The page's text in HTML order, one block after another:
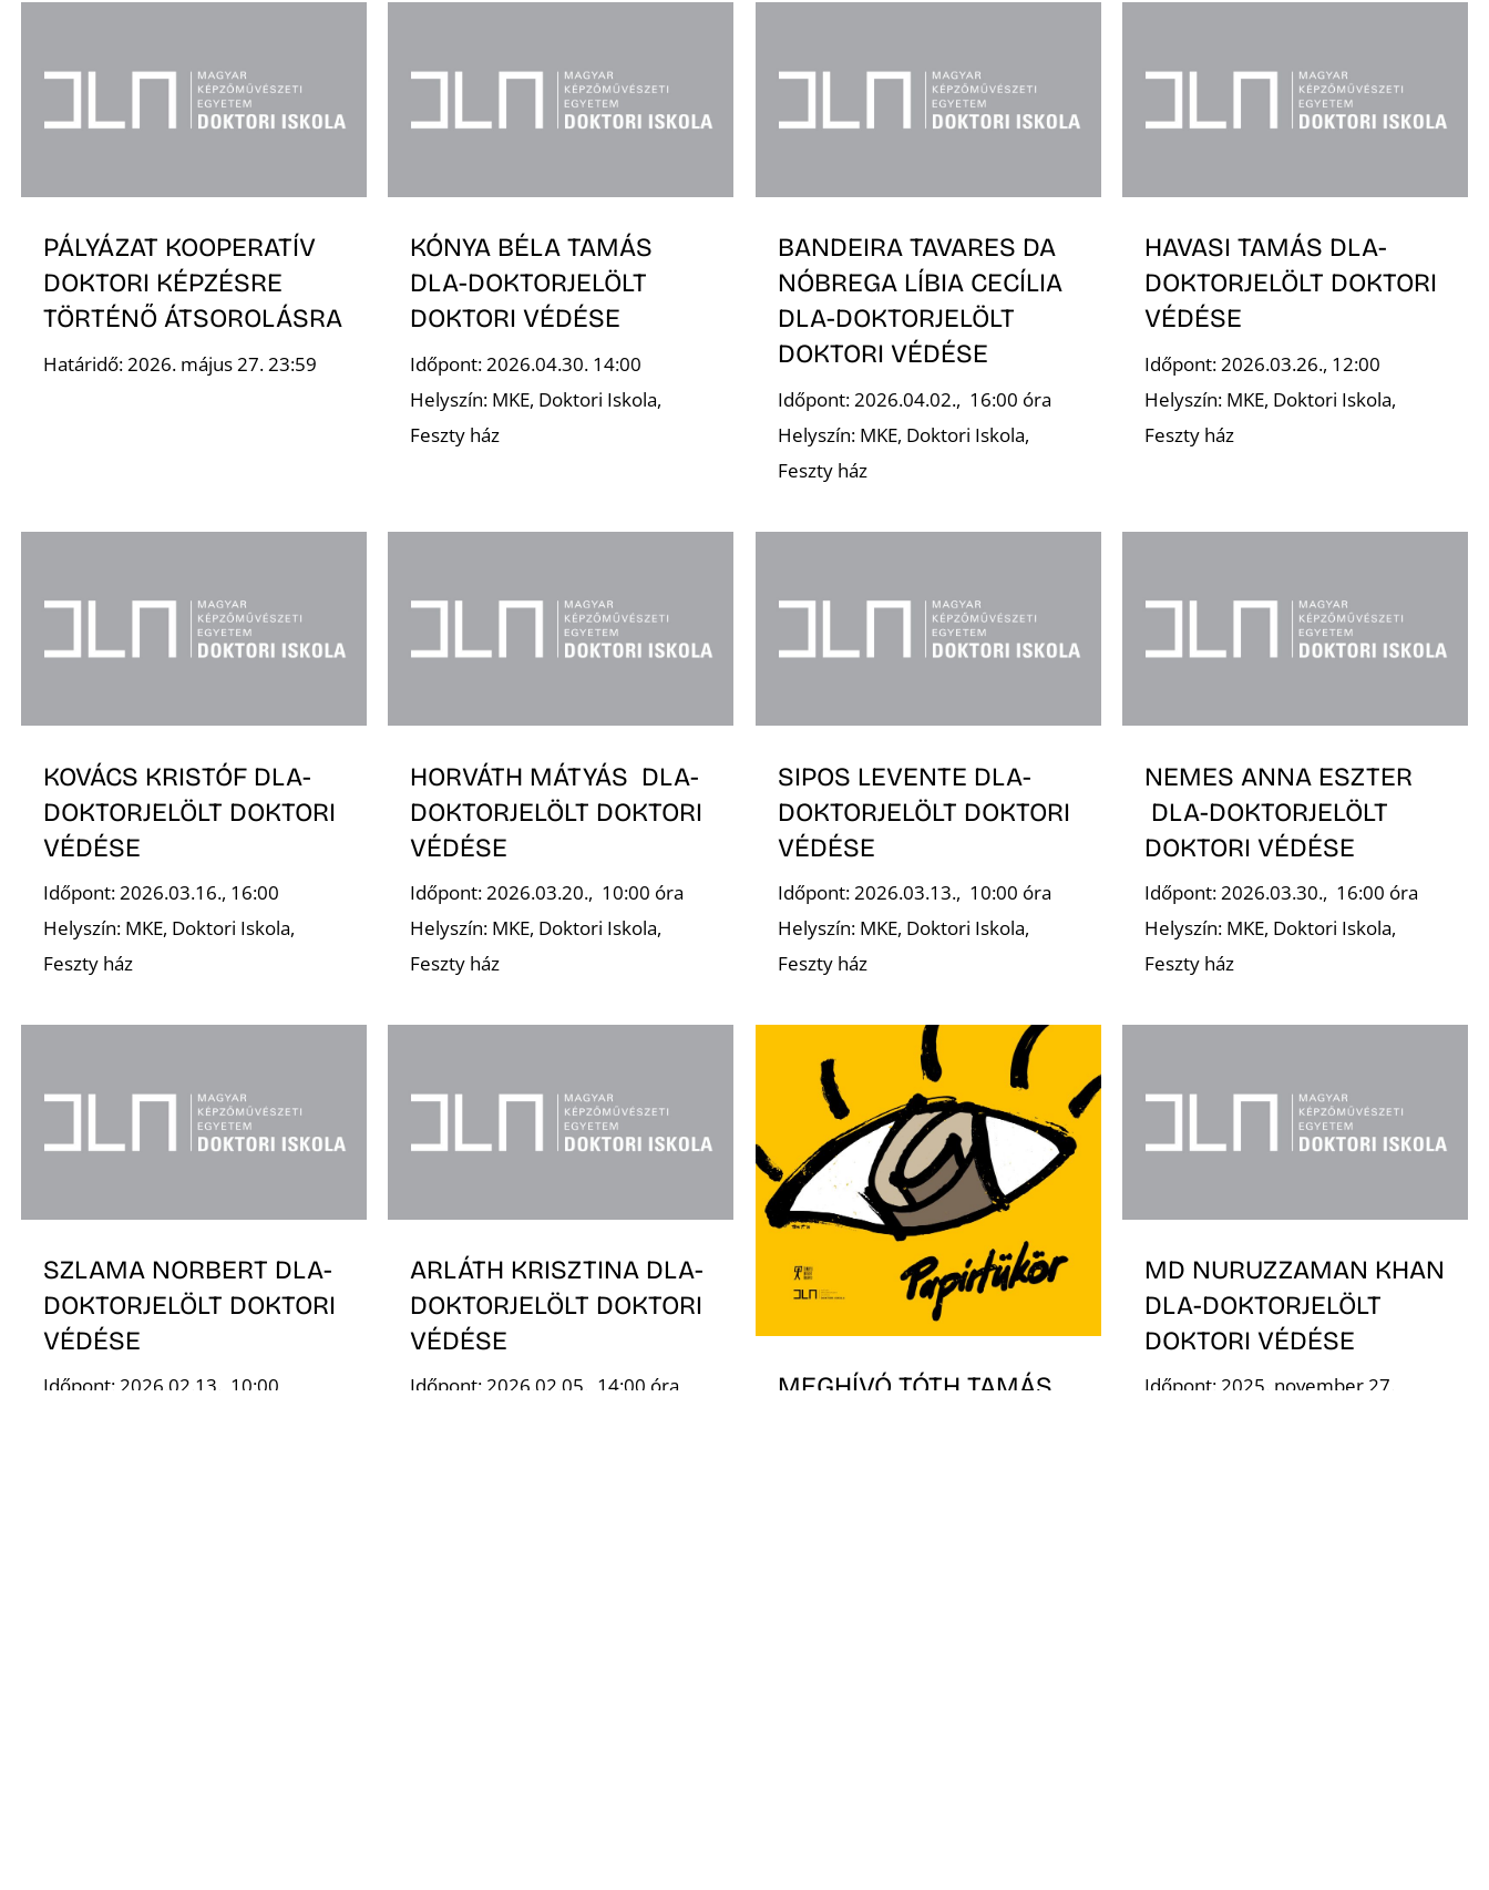
PÁLYÁZAT KOOPERATÍV
DOKTORI KÉPZÉSRE
TÖRTÉNŐ ÁTSOROLÁSRA
Határidő: 2026. május 27. 23:59
KÓNYA BÉLA TAMÁS
DLA-DOKTORJELÖLT
DOKTORI VÉDÉSE
Időpont: 2026.04.30. 14:00
Helyszín: MKE, Doktori Iskola,
Feszty ház
BANDEIRA TAVARES DA
NÓBREGA LÍBIA CECÍLIA
DLA-DOKTORJELÖLT
DOKTORI VÉDÉSE
Időpont: 2026.04.02., 16:00 óra
Helyszín: MKE, Doktori Iskola,
Feszty ház
HAVASI TAMÁS DLA-
DOKTORJELÖLT DOKTORI
VÉDÉSE
Időpont: 2026.03.26., 12:00
Helyszín: MKE, Doktori Iskola,
Feszty ház
KOVÁCS KRISTÓF DLA-
DOKTORJELÖLT DOKTORI
VÉDÉSE
Időpont: 2026.03.16., 16:00
Helyszín: MKE, Doktori Iskola,
Feszty ház
HORVÁTH MÁTYÁS DLA-
DOKTORJELÖLT DOKTORI
VÉDÉSE
Időpont: 2026.03.20., 10:00 óra
Helyszín: MKE, Doktori Iskola,
Feszty ház
SIPOS LEVENTE DLA-
DOKTORJELÖLT DOKTORI
VÉDÉSE
Időpont: 2026.03.13., 10:00 óra
Helyszín: MKE, Doktori Iskola,
Feszty ház
NEMES ANNA ESZTER
DLA-DOKTORJELÖLT
DOKTORI VÉDÉSE
Időpont: 2026.03.30., 16:00 óra
Helyszín: MKE, Doktori Iskola,
Feszty ház
SZLAMA NORBERT DLA-
DOKTORJELÖLT DOKTORI
VÉDÉSE
Időpont: 2026.02.13., 10:00
ARLÁTH KRISZTINA DLA-
DOKTORJELÖLT DOKTORI
VÉDÉSE
Időpont: 2026.02.05., 14:00 óra
MEGHÍVÓ TÓTH TAMÁS
MD NURUZZAMAN KHAN
DLA-DOKTORJELÖLT
DOKTORI VÉDÉSE
Időpont: 2025. november 27.,